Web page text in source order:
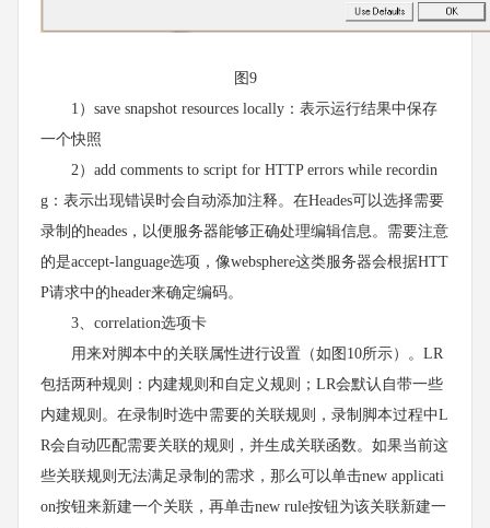
图9
1）save snapshot resources locally：表示运行结果中保存
一个快照
2）add comments to script for HTTP errors while recordin
g：表示出现错误时会自动添加注释。在Heades可以选择需要
录制的heades，以便服务器能够正确处理编辑信息。需要注意
的是accept-language选项，像websphere这类服务器会根据HTT
P请求中的header来确定编码。
3、correlation选项卡
用来对脚本中的关联属性进行设置（如图10所示）。LR
包括两种规则：内建规则和自定义规则；LR会默认自带一些
内建规则。在录制时选中需要的关联规则，录制脚本过程中L
R会自动匹配需要关联的规则，并生成关联函数。如果当前这
些关联规则无法满足录制的需求，那么可以单击new applicati
on按钮来新建一个关联，再单击new rule按钮为该关联新建一